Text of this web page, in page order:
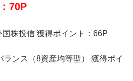
70P
株投信 獲得ポイント：66P
ンス（8資産均等型） 獲得ポイ